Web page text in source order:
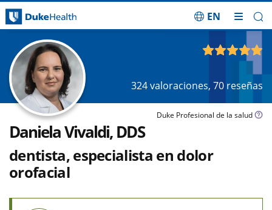
EN
324valoraciones, 70 reseñas
Duke Profesional de la salud
Daniela Vivaldi, DDS
dentista, especialista en dolor
orofacial